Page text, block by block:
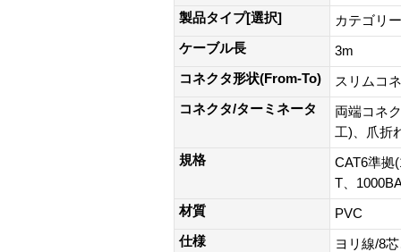
製品タイプ[選択]
カテゴリ
ケーブル長
3m
コネクタ形状(From-To)
スリムコ
コネクタ/ターミネータ
両端コネ
工)、爪折
規格
CAT6準拠
T、
材質
PVC
仕様
ヨリ線/8